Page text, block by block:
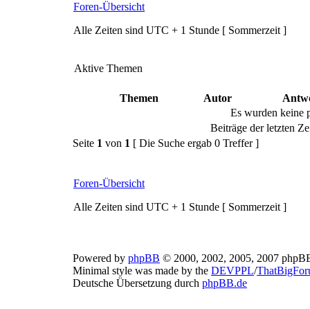
Foren-Übersicht
Alle Zeiten sind UTC + 1 Stunde [ Sommerzeit ]
Aktive Themen
Themen Autor
Es wurden keine
Beiträge der letzten
Seite 1 von 1 [ Die Suche ergab 0 Treffer ]
Foren-Übersicht
Alle Zeiten sind UTC + 1 Stunde [ Sommerzeit ]
Powered by phpBB © 2000, 2002, 2005, 2007
Minimal style was made by the DEVPPL/
Deutsche Übersetzung durch phpBB.de